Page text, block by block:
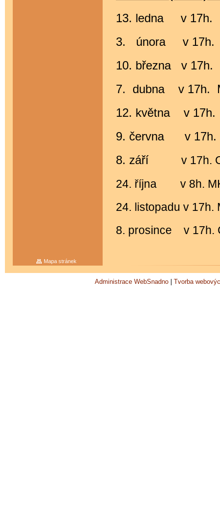
13. ledna v
3. února v
10. března v 17h.
7. dubna v 17h.
12. května v 17h.
9. června v 17h.
8. září v 17h.
24. října v 8h.
24. listopadu v 17h.
8. prosince v 17h.
Mapa stránek
Administrace WebSnadno Tvorba